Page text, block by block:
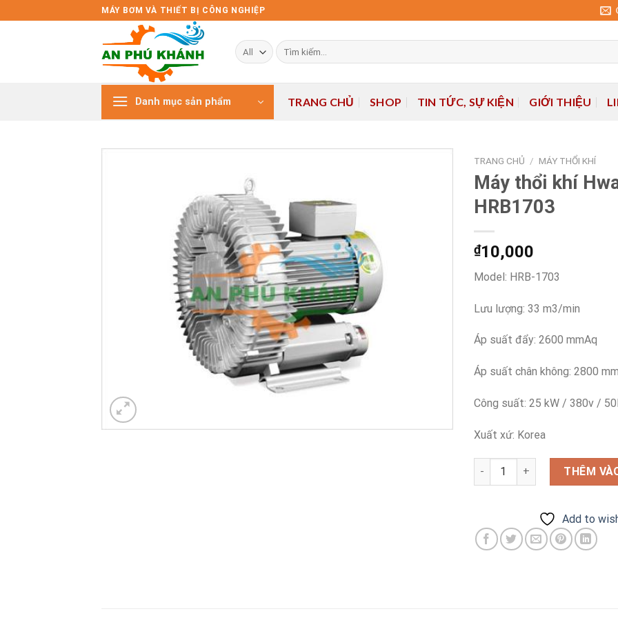
to
MÁY BƠM VÀ THIẾT BỊ CÔNG NGHIỆP
Tìm
kiếm:
Danh mục sản phẩm TRANG CHỦ SHOP TIN TỨC, SỰ KIỆN GIỚI THIỆU
TRANG CHỦ / MÁY THỔI KHÍ
Máy thổi khí
HRB1703
₫10,000
Model: HRB-1703
Lưu lượng: 33 m3/min
Áp suất đẩy: 2600 mmAq
Áp suất chân không: 2800
Công suất: 25 kW / 380v /
Xuất xứ: Korea
Máy thổi khí Hwang Hae
THÊM
Add to